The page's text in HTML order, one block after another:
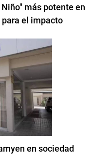
más potente en
para el impacto
en sociedad